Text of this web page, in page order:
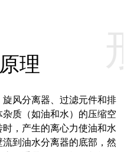
理
风分离器、过滤元件和排
杂质（如油和水）的压缩空
，产生的离心力使油和水
到油水分离器的底部，然